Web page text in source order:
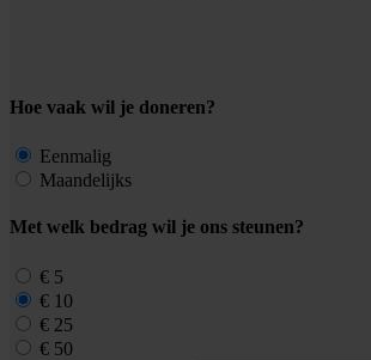
Hoe vaak wil je doneren?
Eenmalig
Maandelijks
Met welk bedrag wil je ons steunen?
€ 5
€ 10
€ 25
€ 50